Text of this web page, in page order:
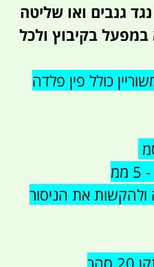
גנבים ואו שליטה
בקיבוץ ולכל
כולל פין פלדה
את הניסור